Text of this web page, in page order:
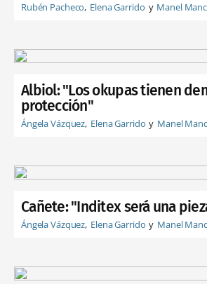
Rubén Pacheco Elena Garrido Manel
Albiol: "Los okupas tienen
protección"
Ángela Vázquez Elena Garrido Manel
Cañete: "Inditex será una
Ángela Vázquez Elena Garrido Manel